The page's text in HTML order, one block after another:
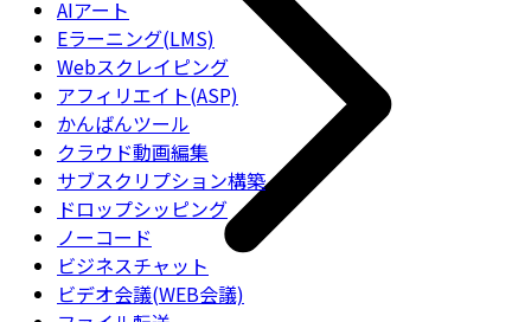
AIアート
Eラーニング(LMS)
Webスクレイピング
アフィリエイト(ASP)
かんばんツール
クラウド動画編集
サブスクリプション構築
ドロップシッピング
ノーコード
ビジネスチャット
ビデオ会議(WEB会議)